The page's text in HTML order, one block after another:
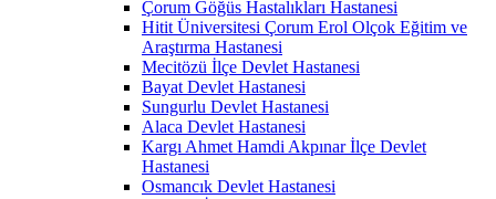
Çorum Göğüs Hastalıkları Hastanesi
Hitit Üniversitesi Çorum Erol Olçok Eğitim ve
Araştırma Hastanesi
Mecitözü İlçe Devlet Hastanesi
Bayat Devlet Hastanesi
Sungurlu Devlet Hastanesi
Alaca Devlet Hastanesi
Kargı Ahmet Hamdi Akpınar İlçe Devlet
Hastanesi
Osmancık Devlet Hastanesi